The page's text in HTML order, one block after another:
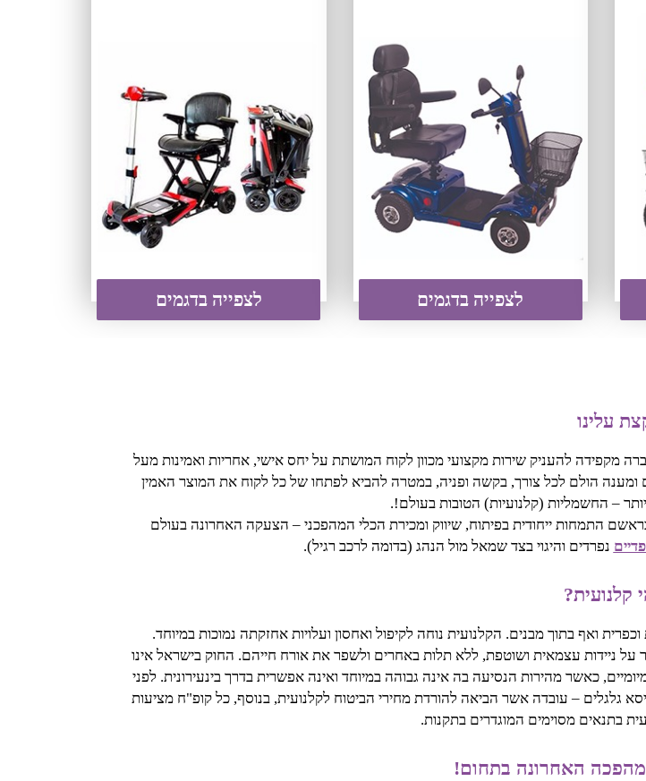
לצפייה בדגמים לצפייה בדגמים
עלינו
העשייה. החברה מקפידה להעניק שירות מקצועי מכוון לקוח המושתת על יחס אישי, אחריות ואמינות מעל
הולם לכל צורך, בקשה ופניה, במטרה להביא לפתחו של כל לקוח את המוצר האמין
– החשמליות (קלנועיות) הטובות בעולם!.
התמחות ייחודית בפיתוח, שיווק ומכירת הכלי המהפכני – הצעקה האחרונה בעולם
נפרדים והיגוי בצד שמאל מול הנהג (בדומה לרכב רגיל).
קלנועית?
ואף בתוך מבנים. הקלנועית נוחה לקיפול ואחסון ועלויות אחזקתה נמוכות במיוחד.
על ניידות עצמאית ושוטפת, ללא תלות באחרים ולשפר את אורח חייהם. החוק בישראל אינו
כאשר מהירות הנסיעה בה אינה גבוהה במיוחד ואינה אפשרית בדרך בינעירונית. לפני
גלגלים – עובדה אשר הביאה להורדת מחירי הביטוח לקלנועית, בנוסף, כל קופ"ח מציעות
בתנאים מסוימים המוגדרים בתקנות.
האחרונה בתחום!